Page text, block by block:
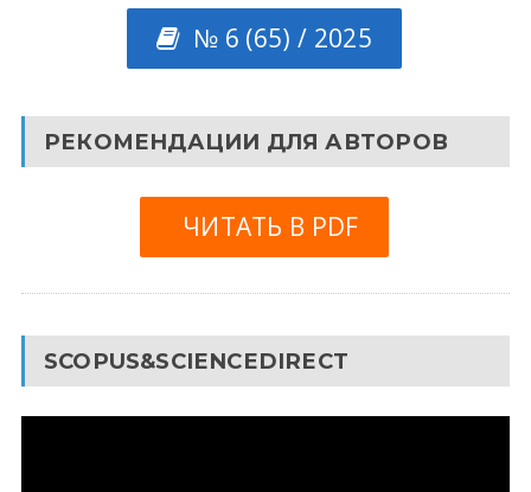
№ 6 (65) / 2025
РЕКОМЕНДАЦИИ ДЛЯ АВТОРОВ
ЧИТАТЬ В PDF
SCOPUS&SCIENCEDIRECT